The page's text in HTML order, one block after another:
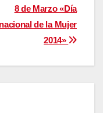
8 de Marzo «Día
de la Mujer
2014»